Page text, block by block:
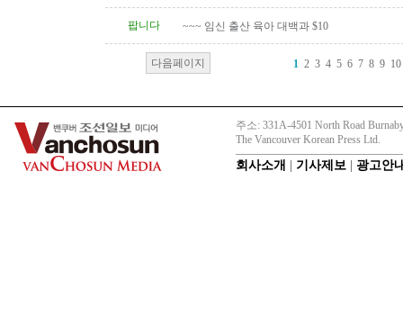
팝니다 ~~~ 임신 출산 육아 대백과 $10
다음페이지 1 2 3 4 5 6 7 8 9 10
주소: 331A-4501 North Road
The Vancouver Korean Press Ltd.
회사소개 기사제보 광고안